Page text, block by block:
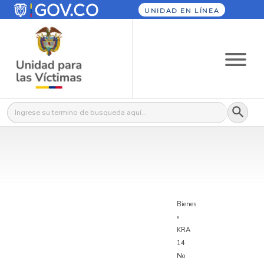
UNIDAD EN LÍNEA
Buscar: Botón
Bienes
»
KRA
14
No